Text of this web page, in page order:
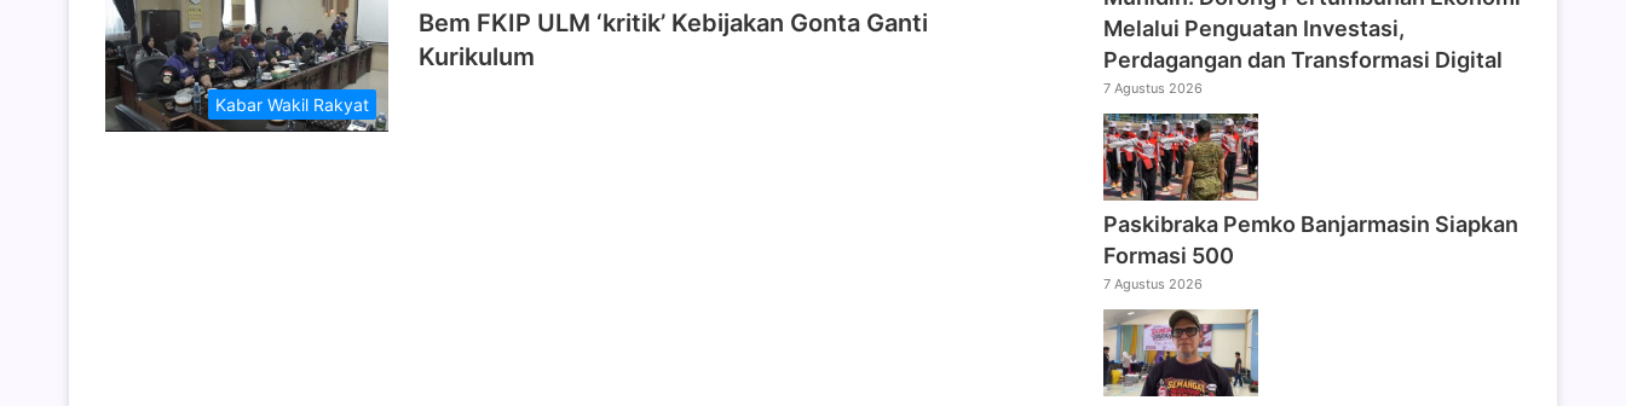
Kabar Wakil Rakyat
Bem FKIP ULM ‘kritik’ Kebijakan Gonta Ganti
Kurikulum
Melalui Penguatan Investasi,
Perdagangan dan Transformasi Digital
7 Agustus 2026
Paskibraka Pemko Banjarmasin Siapkan
Formasi 500
7 Agustus 2026